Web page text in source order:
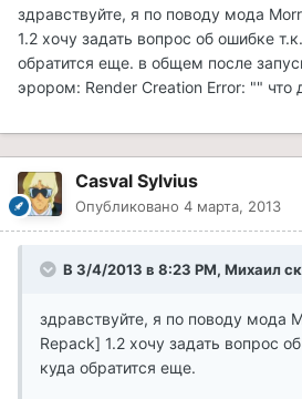
здравствуйте, я по поводу мода
1.2 хочу задать вопрос об ошибке
обратится еще. в общем после
эрором: Render Creation Error: "" что
Casval Sylvius
Опубликовано 4 марта, 2013
В 3/4/2013 в 8:23 PM, Михаил
здравствуйте, я по поводу мода
Repack] 1.2 хочу задать вопрос
куда обратится еще.